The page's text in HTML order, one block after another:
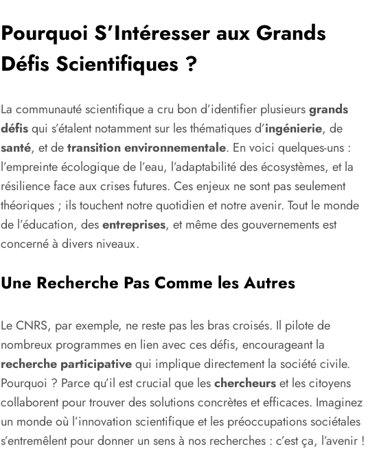
Pourquoi S’Intéresser aux Grands
Défis Scientifiques ?
La communauté scientifique a cru bon d’identifier plusieursgrands
défisqui s’étalent notamment sur les thématiques d’ingénierie, de
santé, et detransition environnementale. En voici quelques-uns :
l’empreinte écologique de l’eau, l’adaptabilité des écosystèmes, et la
résilience face aux crises futures. Ces enjeux ne sont pas seulement
théoriques ; ils touchent notre quotidien et notre avenir. Tout le monde
de l’éducation, desentreprises, et même des gouvernements est
concerné à divers niveaux.
Une Recherche Pas Comme les Autres
Le CNRS, par exemple, ne reste pas les bras croisés. Il pilote de
nombreux programmes en lien avec ces défis, encourageant la
recherche participativequi implique directement la société civile.
Pourquoi ? Parce qu’il est crucial que leschercheurset les citoyens
collaborent pour trouver des solutions concrètes et efficaces. Imaginez
un monde où l’innovation scientifique et les préoccupations sociétales
s’entremêlent pour donner un sens à nos recherches : c’est ça, l’avenir !